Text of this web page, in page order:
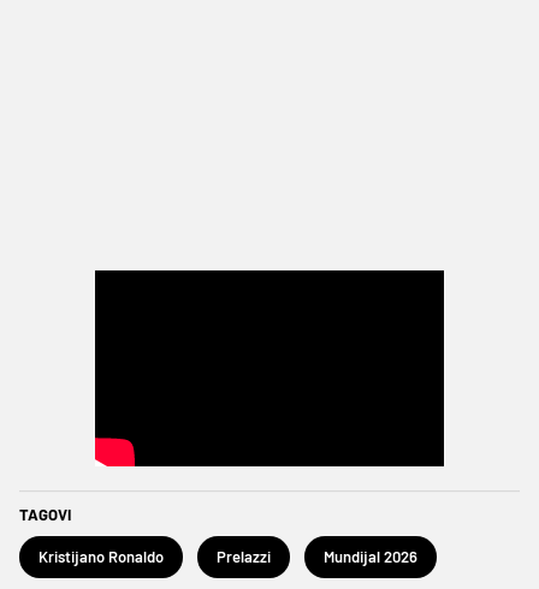
TAGOVI
Kristijano Ronaldo Prelazzi Mundijal 2026